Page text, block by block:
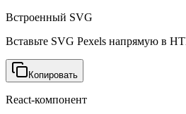
Встроенный SVG
Вставьте SVG Pexels напрямую в
Копировать
React-компонент